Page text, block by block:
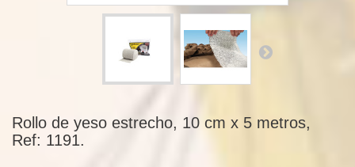
Rollo de yeso estrecho, 10 cm x 5 metros,
Ref: 1191.